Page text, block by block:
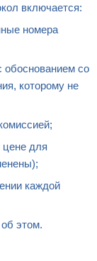
включается:
номера
обоснованием со
которому не
для
каждой
этом.